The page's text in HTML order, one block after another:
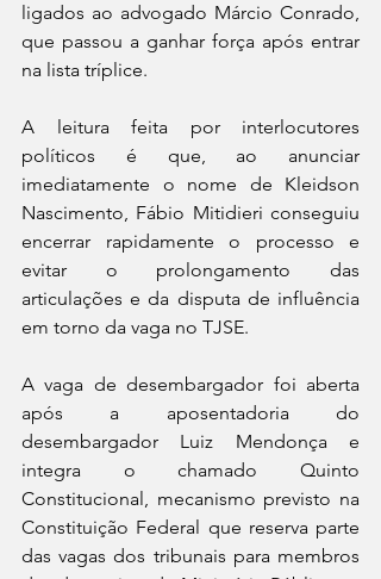
ligados ao advogado Márcio Conrado,
que passou a ganhar força após entrar
na lista tríplice.
A leitura feita por interlocutores
políticos é que, ao anunciar
imediatamente o nome de Kleidson
Nascimento, Fábio Mitidieri conseguiu
encerrar rapidamente o processo e
evitar o prolongamento das
articulações e da disputa de influência
em torno da vaga no TJSE.
A vaga de desembargador foi aberta
após a aposentadoria do
desembargador Luiz Mendonça e
integra o chamado Quinto
Constitucional, mecanismo previsto na
Constituição Federal que reserva parte
das vagas dos tribunais para membros